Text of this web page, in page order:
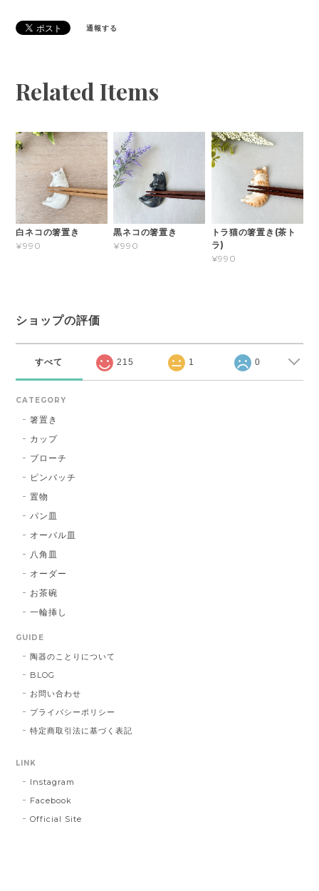
通報する
Related Items
白ネコの箸置き
¥990
黒ネコの箸置き
¥990
トラ猫の箸置き(茶ト
ラ)
¥990
ショップの評価
すべて 215 1 0
CATEGORY
箸置き
カップ
ブローチ
ピンバッチ
置物
パン皿
オーバル皿
八角皿
オーダー
お茶碗
一輪挿し
GUIDE
陶器のことりについて
BLOG
お問い合わせ
プライバシーポリシー
特定商取引法に基づく表記
LINK
Instagram
Facebook
Official Site